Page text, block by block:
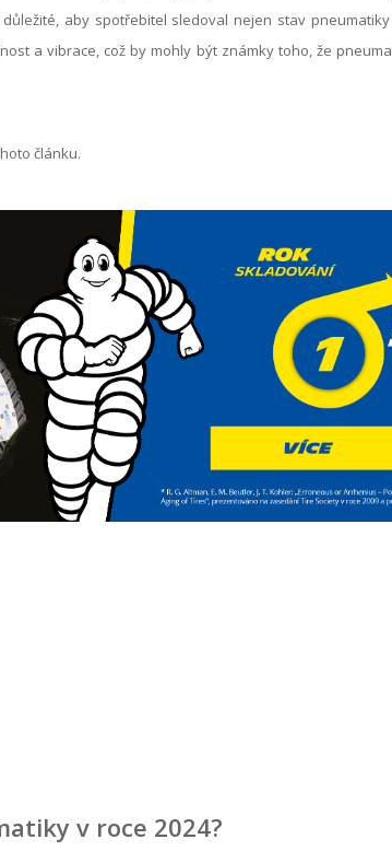
aby spotřebitel sledoval nejen stav
a vibrace, což by mohly být známky toho, že
článku.
v roce 2024?